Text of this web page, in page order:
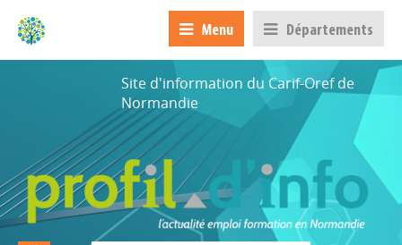
Menu Départements
Site d'information du Carif-Oref de
Normandie